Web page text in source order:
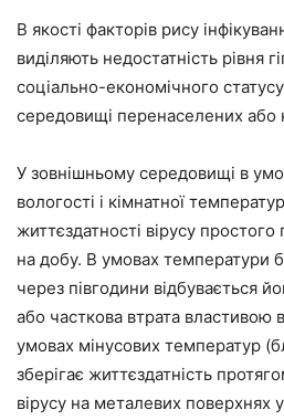
В якості факторів рису
виділяють недостатність рівня
соціально-економічного
середовищі перенаселених або
У зовнішньому середовищі в
вологості і кімнатної
життєздатності вірусу
на добу. В умовах температури
через півгодини відбувається
або часткова втрата властивою
умовах мінусових температур
зберігає життєздатність
вірусу на металевих поверхнях